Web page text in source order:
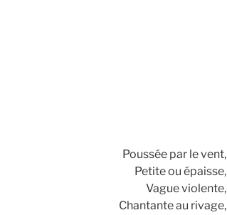
Poussée par le vent,
Petite ou épaisse,
Vague violente,
Chantante au rivage,